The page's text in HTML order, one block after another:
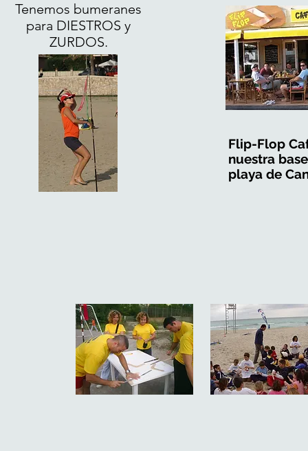
Tenemos bumeranes
para DIESTROS y
ZURDOS.
Flip-Flop
nuestra
playa de